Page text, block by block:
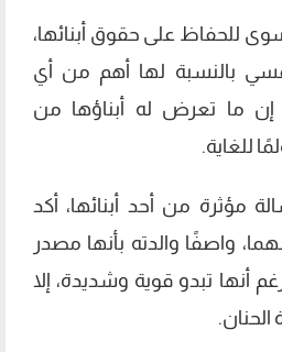
للحفاظ على حقوق أبنائها،
بالنسبة لها أهم من أي
إن ما تعرض له أبناؤها من
للغاية.
مؤثرة من أحد أبنائها، أكد
واصفًا والدته بأنها مصدر
أنها تبدو قوية وشديدة، إلا